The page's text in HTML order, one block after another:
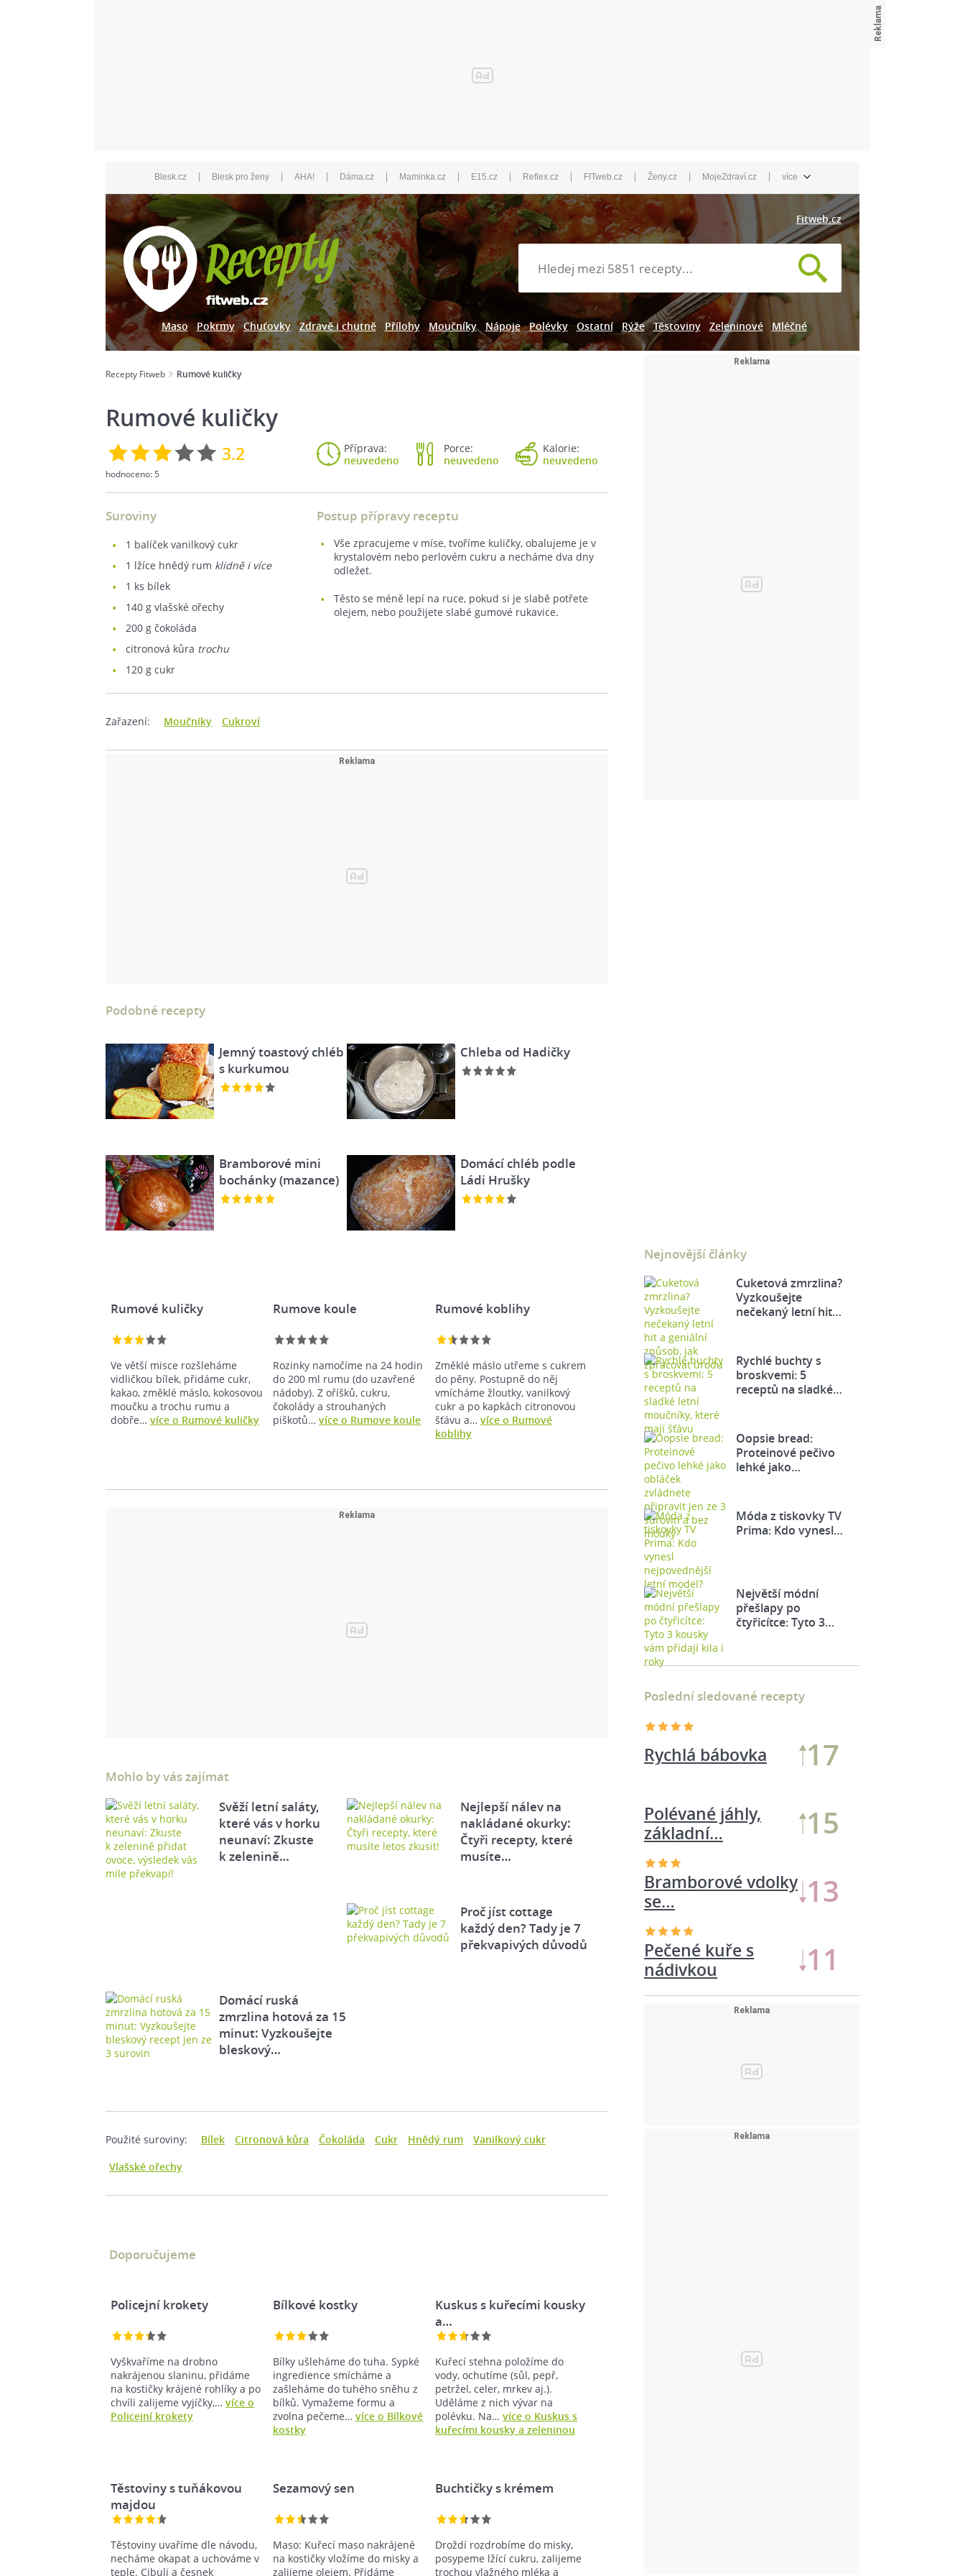
Blesk.cz | Blesk pro ženy | AHA! | Dáma.cz | Maminka.cz | E15.cz | Reflex.cz | FITweb.cz | Ženy.cz | MojeZdraví.cz | více
Fitweb.cz
Maso Pokrmy Chuťovky Zdravě i chutně Přílohy Moučníky Nápoje Polévky Ostatní Rýže Těstoviny Zeleninové Mléčné
Recepty Fitweb Rumové kuličky
Rumové kuličky
3.2
hodnoceno:5
Příprava:
neuvedeno
Porce:
neuvedeno
Kalorie:
neuvedeno
Suroviny
1 balíček vanilkový cukr
1 lžíce hnědý rum klidně i více
1 ks bílek
140 g vlašské ořechy
200 g čokoláda
citronová kůra trochu
120 g cukr
Postup přípravy receptu
Vše zpracujeme v míse, tvoříme kuličky, obalujeme je v
krystalovém nebo perlovém cukru a necháme dva dny
odležet.
Těsto se méně lepí na ruce, pokud si je slabě potřete
olejem, nebo použijete slabé gumové rukavice.
Zařazení: Moučníky Cukroví
Podobné recepty
Jemný toastový chléb
s kurkumou
Chleba od Hadičky
Bramborové mini
bochánky (mazance)
Domácí chléb podle
Ládi Hrušky
Rumové kuličky
Ve větší misce rozšleháme
vidličkou bílek, přidáme cukr,
kakao, změklé máslo, kokosovou
moučku a trochu rumu a
dobře… více o Rumové kuličky
Rumove koule
Rozinky namočíme na 24 hodin
do 200 ml rumu (do uzavřené
nádoby). Z oříšků, cukru,
čokolády a strouhaných
piškotů…více o Rumove koule
Rumové koblihy
Změklé máslo utřeme s cukrem
do pěny. Postupně do něj
vmícháme žloutky, vanilkový
cukr a po kapkách citronovou
šťávu a…více o Rumové
koblihy
Mohlo by vás zajímat
Svěží letní saláty,
které vás v horku
neunaví: Zkuste
k zelenině…
Nejlepší nálev na
nakládané okurky:
Čtyři recepty, které
musíte…
Proč jíst cottage
každý den? Tady je 7
překvapivých důvodů
Domácí ruská
zmrzlina hotová za 15
minut: Vyzkoušejte
bleskový…
Použité suroviny: Bílek Citronová kůra Čokoláda Cukr Hnědý rum
Vanilkový cukr
Vlašské ořechy
Doporučujeme
Policejní krokety
Vyškvaříme na drobno
nakrájenou slaninu, přidáme
na kostičky krájené rohlíky a po
chvíli zalijeme vyjíčky,… více o
Policejní krokety
Bílkové kostky
Bílky ušleháme do tuha. Sypké
ingredience smícháme a
zašleháme do tuhého sněhu z
bílků. Vymažeme formu a
zvolna pečeme…více o Bílkové
kostky
Kuskus s kuřecími kousky
a…
Kuřecí stehna položíme do
vody, ochutíme (sůl, pepř,
petržel, celer, mrkev aj.).
Uděláme z nich vývar na
polévku. Na…více o Kuskus s
kuřecími kousky a zeleninou
Těstoviny s tuňákovou
majdou
Těstoviny uvaříme dle návodu,
necháme okapat a uchováme v
teple. Cibuli a česnek
Sezamový sen
Maso: Kuřecí maso nakrájené
na kostičky vložíme do misky a
zalijeme olejem. Přidáme
Buchtičky s krémem
Droždí rozdrobíme do misky,
posypeme lžící cukru, zalijeme
trochou vlažného mléka a
Nejnovější články
Cuketová zmrzlina?
Vyzkoušejte
nečekaný letní hit…
Rychlé buchty s
broskvemi: 5
receptů na sladké…
Oopsie bread:
Proteinové pečivo
lehké jako…
Móda z tiskovky TV
Prima: Kdo vynesl…
Největší módní
přešlapy po
čtyřicítce: Tyto 3…
Poslední sledované recepty
Bramborové vdolky
se…
12
Rychlá bábovka 18
Polévané jáhly,
základní…
17
Pečené kuře s
nádivkou
11